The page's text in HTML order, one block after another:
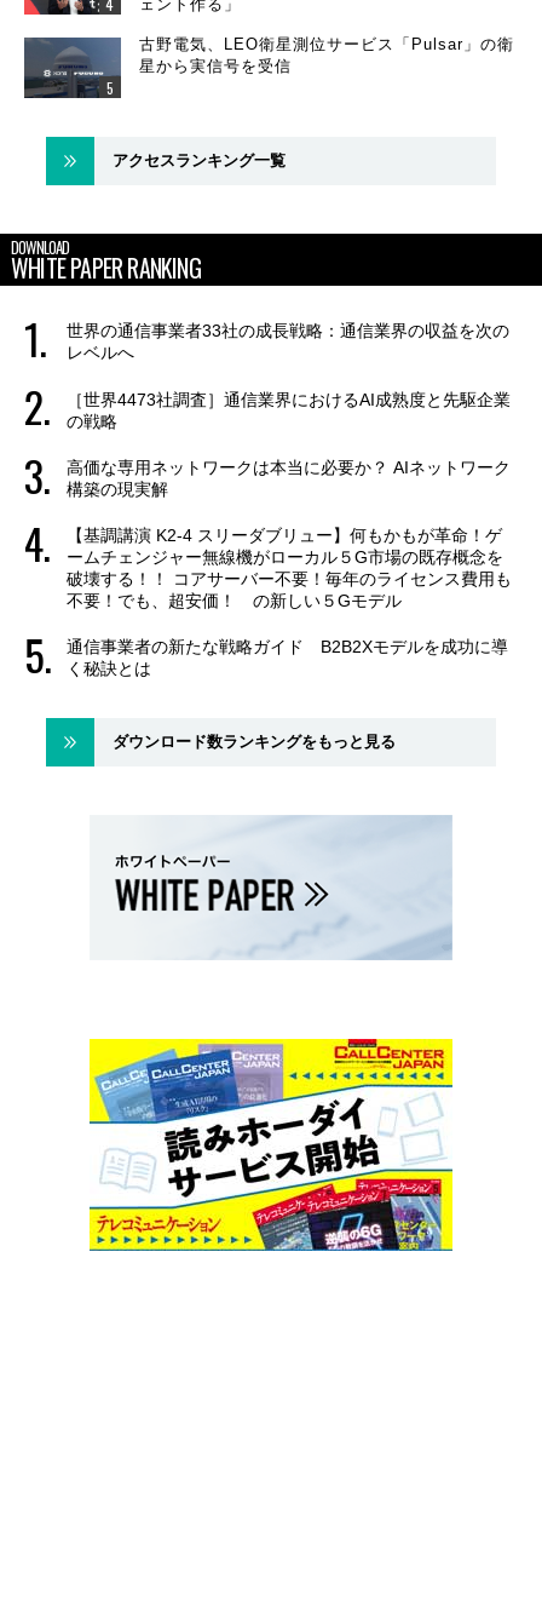
ェント作る」
古野電気、LEO衛星測位サービス「Pulsar」の衛
星から実信号を受信
アクセスランキング一覧
DOWNLOAD
WHITE PAPER RANKING
世界の通信事業者33社の成長戦略：通信業界の収益を次の
レベルへ
［世界4473社調査］通信業界におけるAI成熟度と先駆企業
の戦略
高価な専用ネットワークは本当に必要か？ AIネットワーク
構築の現実解
【基調講演 K2-4 スリーダブリュー】何もかもが革命！ゲ
ームチェンジャー無線機がローカル５G市場の既存概念を
破壊する！！ コアサーバー不要！毎年のライセンス費用も
不要！でも、超安価！ の新しい５Gモデル
通信事業者の新たな戦略ガイド B2B2Xモデルを成功に導
く秘訣とは
ダウンロード数ランキングをもっと見る